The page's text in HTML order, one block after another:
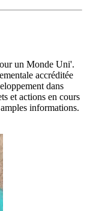
un Monde Uni'.
accréditée
dans
et actions en cours
informations.